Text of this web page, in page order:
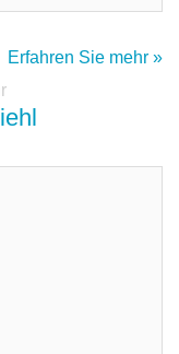
Erfahren Sie mehr »